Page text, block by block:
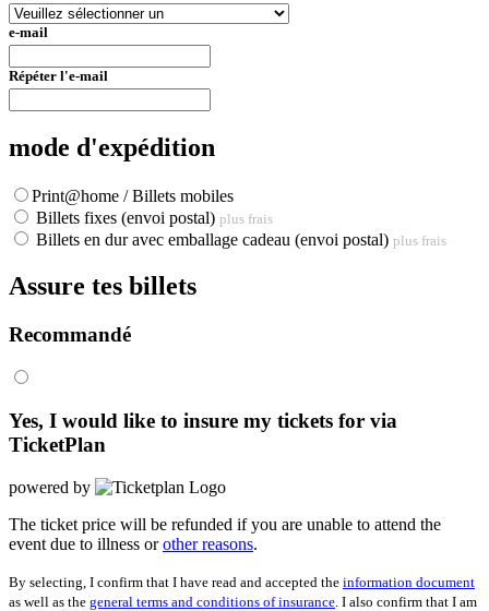
e-mail
Répéter l'e-mail
mode d'expédition
Print@home / Billets mobiles
Billets fixes (envoi postal) plus frais
Billets en dur avec emballage cadeau (envoi postal) plus frais
Assure tes billets
Recommandé
Yes, I would like to insure my tickets for via
TicketPlan
powered by
The ticket price will be refunded if you are unable to attend the
event due to illness orother reasons.
By selecting, I confirm that I have read and accepted the information document
as well as the general terms and conditions of insurance . I also confirm that I am